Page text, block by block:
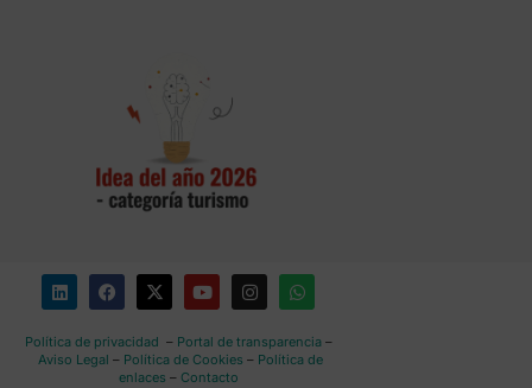
Política de privacidad – Portal de transparencia–
Aviso Legal – Política de Cookies – Política de
enlaces – Contacto